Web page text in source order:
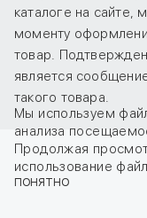
каталоге на сайте,
моменту
товар.
является
такого товара.
Мы используем
анализа
Продолжая
использование
ПОНЯТНО